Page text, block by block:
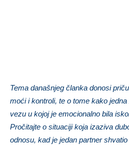
Tema današnjeg članka donosi
moći i kontroli, te o tome kako
vezu u kojoj je emocionalno bila
Pročitajte o situaciji koja izaziva
odnosu, kad je jedan partner